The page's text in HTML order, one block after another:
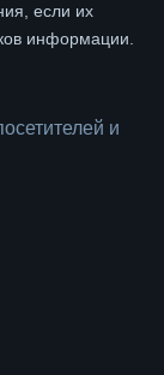
если их
информации.